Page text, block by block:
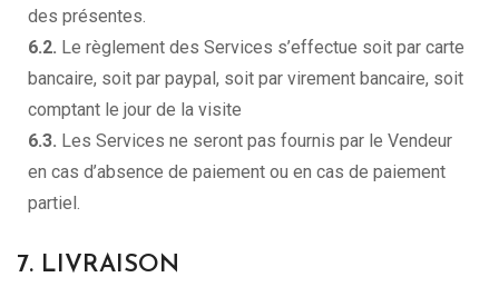
des présentes.
6.2. Le règlement des Services s’effectue soit par carte
bancaire, soit par paypal, soit par virement bancaire, soit
comptant le jour de la visite
6.3. Les Services ne seront pas fournis par le Vendeur
en cas d’absence de paiement ou en cas de paiement
partiel.
7. LIVRAISON